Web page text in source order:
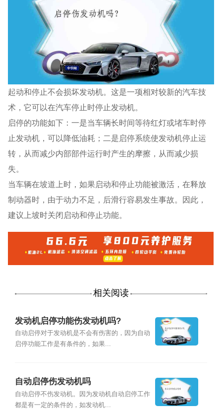
起动和停止不会损坏发动机。这是一项相对较新的汽车技
术，它可以在汽车停止时停止发动机。
启停的功能如下：一是当车辆长时间等待红灯或堵车时停
止发动机，可以降低油耗；二是启停系统使发动机停止运
转，从而减少内部部件运行时产生的摩擦，从而减少损
失。
当车辆在坡道上时，如果启动和停止功能被激活，在释放
制动器时，由于动力不足，后滑行容易发生事故。因此，
建议上坡时关闭启动和停止功能。
相关阅读
发动机启停功能伤发动机吗?
自动启停对于发动机是不会有伤害的，因为自动
启停功能工作是有条件的，如果...
自动启停伤发动机吗
自动启停不伤发动机。因为发动机自动启停工作
都是有一定的条件的，如发动机...